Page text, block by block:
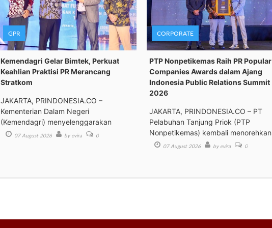
GPR
Kemendagri Gelar Bimtek, Perkuat
Keahlian Praktisi PR Merancang
Stratkom
JAKARTA, PRINDONESIA.CO –
Kementerian Dalam Negeri
(Kemendagri) menyelenggarakan
Bimbingan Tek
07 August 2026 by evira 0
CORPORATE
PTP Nonpetikemas Raih PR Popular
Companies Awards dalam Ajang
Indonesia Public Relations Summit
2026
JAKARTA, PRINDONESIA.CO – PT
Pelabuhan Tanjung Priok (PTP
Nonpetikemas) kembali menorehkan
pre 07 August 2026 by evira 0